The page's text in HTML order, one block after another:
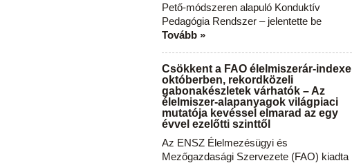
Pető-módszeren alapuló Konduktív
Pedagógia Rendszer – jelentette be
Tovább »
Csökkent a FAO élelmiszerár-indexe
októberben, rekordközeli
gabonakészletek várhatók – Az
élelmiszer-alapanyagok világpiaci
mutatója kevéssel elmarad az egy
évvel ezelőtti szinttől
Az ENSZ Élelmezésügyi és
Mezőgazdasági Szervezete (FAO) kiadta